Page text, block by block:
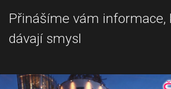
Přinášíme vám informace,
dávají smysl